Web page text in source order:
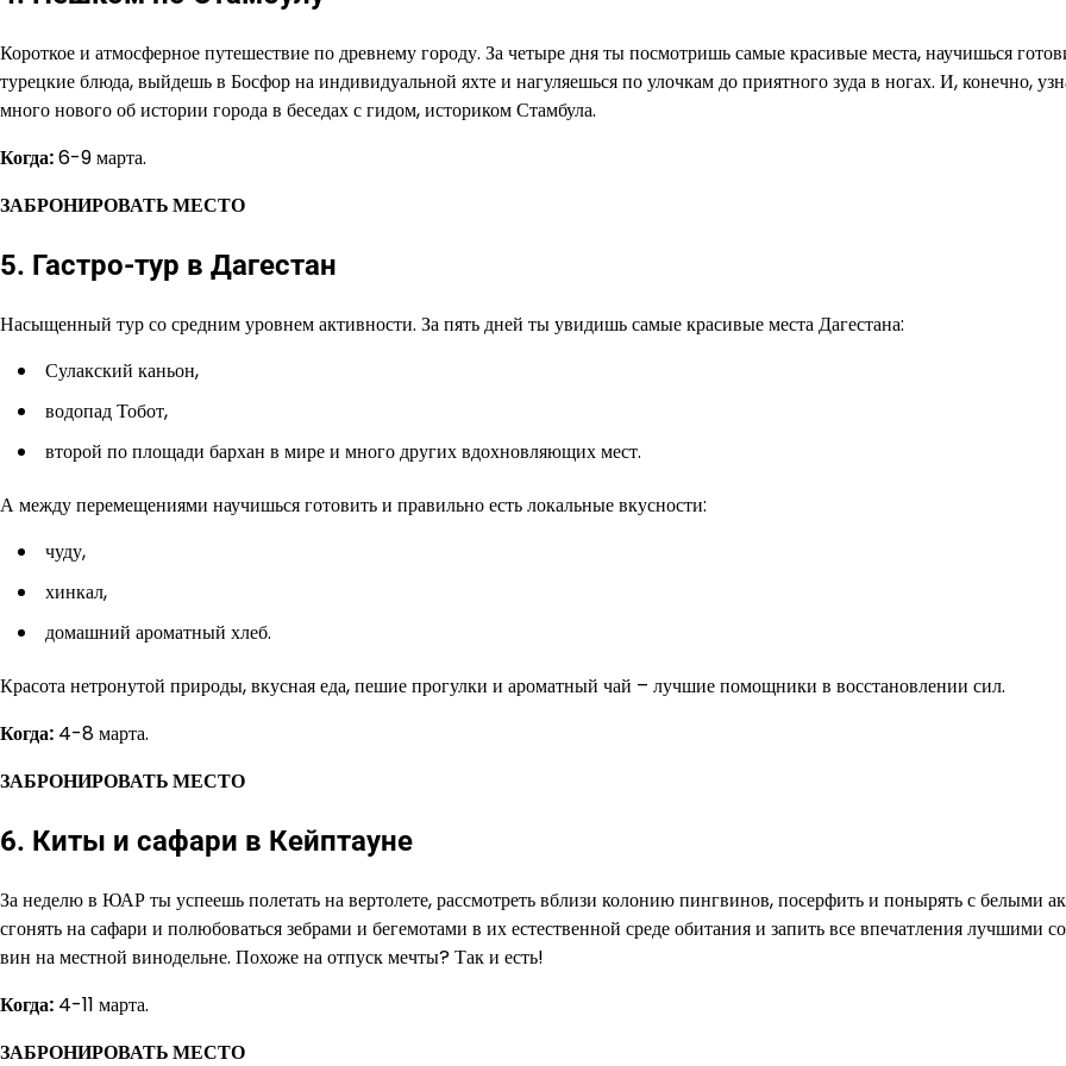
Короткое и атмосферное путешествие по древнему городу. За четыре дня ты посмотришь самые красивые места, научишься
турецкие блюда, выйдешь в Босфор на индивидуальной яхте и нагуляешься по улочкам до приятного зуда в ногах. И, конечно,
много нового об истории города в беседах с гидом, историком Стамбула.
Когда:6-9 марта.
ЗАБРОНИРОВАТЬ МЕСТО
5. Гастро-тур в Дагестан
Насыщенный тур со средним уровнем активности. За пять дней ты увидишь самые красивые места Дагестана:
Сулакский каньон,
водопад Тобот,
второй по площади бархан в мире и много других вдохновляющих мест.
А между перемещениями научишься готовить и правильно есть локальные вкусности:
чуду,
хинкал,
домашний ароматный хлеб.
Красота нетронутой природы, вкусная еда, пешие прогулки и ароматный чай – лучшие помощники в восстановлении сил.
Когда: 4-8 марта.
ЗАБРОНИРОВАТЬ МЕСТО
6. Киты и сафари в Кейптауне
За неделю в ЮАР ты успеешь полетать на вертолете, рассмотреть вблизи колонию пингвинов, посерфить и понырять с белыми
сгонять на сафари и полюбоваться зебрами и бегемотами в их естественной среде обитания и запить все впечатления лучшими
вин на местной винодельне. Похоже на отпуск мечты? Так и есть!
Когда: 4-11 марта.
ЗАБРОНИРОВАТЬ МЕСТО